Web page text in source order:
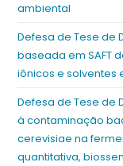
ambiental
Defesa de Tese de
baseada em SAFT
iônicos e solventes
Defesa de Tese de
à contaminação
cerevisiae na
quantitativa,